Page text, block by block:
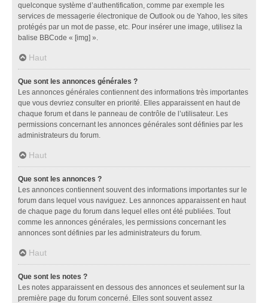
quelconque système d’authentification, comme par exemple les
services de messagerie électronique de Outlook ou de Yahoo, les sites
protégés par un mot de passe, etc. Pour insérer une image, utilisez la
balise BBCode « [img] ».
Haut
Que sont les annonces générales ?
Les annonces générales contiennent des informations très importantes
que vous devriez consulter en priorité. Elles apparaissent en haut de
chaque forum et dans le panneau de contrôle de l’utilisateur. Les
permissions concernant les annonces générales sont définies par les
administrateurs du forum.
Haut
Que sont les annonces ?
Les annonces contiennent souvent des informations importantes sur le
forum dans lequel vous naviguez. Les annonces apparaissent en haut
de chaque page du forum dans lequel elles ont été publiées. Tout
comme les annonces générales, les permissions concernant les
annonces sont définies par les administrateurs du forum.
Haut
Que sont les notes ?
Les notes apparaissent en dessous des annonces et seulement sur la
première page du forum concerné. Elles sont souvent assez